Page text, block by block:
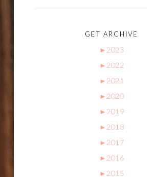
GET ARCHIVE
► 2023
► 2022
► 2021
► 2020
► 2019
► 2018
► 2017
► 2016
► 2015